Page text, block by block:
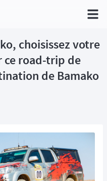
choisissez votre
ce road-trip de
de Bamako